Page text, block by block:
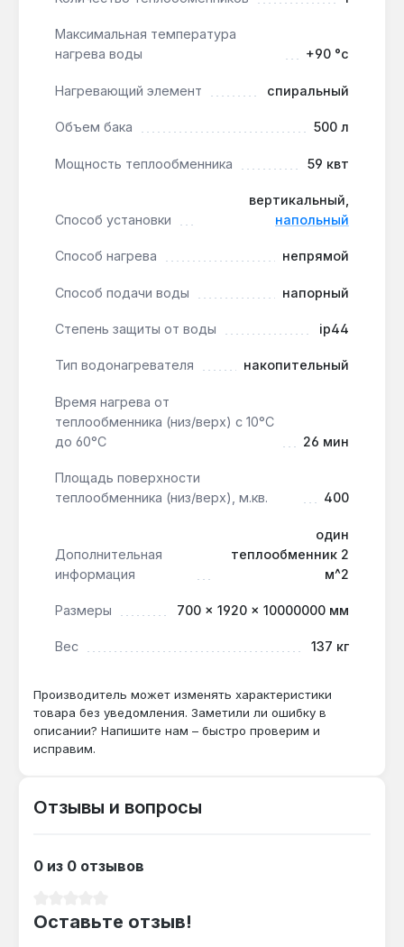
помещении. Производство — Чехия. Гарантия 5
лет, доставка по Украине.
Подходит ли для подключения к
Да — теплообменник мощностью 59 кВт и
насосами, обеспечивая нагрев 500 л воды за
26 минут.
Можно ли установить без
Да — бойлер работает только от внешнего
источника тепла, но отвод G6/4" позволяет
добавить ТЭН для резервного нагрева.
Максимальная температура
нагрева воды
+90 °с
Нагревающий элемент спиральный
Объем бака 500 л
Мощность теплообменника 59 квт
Способ установки
вертикальный,
напольный
Способ нагрева непрямой
Способ подачи воды напорный
Степень защиты от воды ip44
Тип водонагревателя накопительный
Время нагрева от
теплообменника (низ/верх) с 10°С
до 60°С
26 мин
Площадь поверхности
теплообменника (низ/верх), м.кв.
400
Дополнительная
информация
один
теплообменник 2
м^2
Размеры 700 × 1920 × 10000000 мм
Вес 137 кг
Производитель может изменять характеристики
товара без уведомления. Заметили ли ошибку в
описании? Напишите нам – быстро проверим и
исправим.
Отзывы и вопросы
0 из 0 отзывов
Оставьте отзыв!